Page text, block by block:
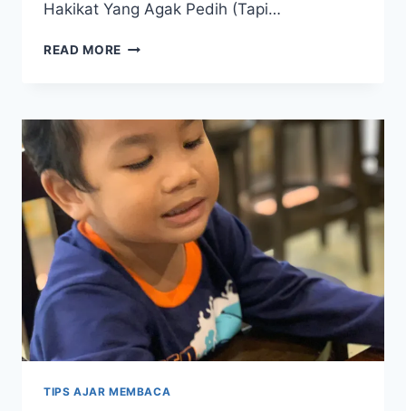
Hakikat Yang Agak Pedih (Tapi…
READ MORE KALAU
BUNYI,
JANGAN
TERUS
TAMBAH
BUKU
TIPS AJAR MEMBACA